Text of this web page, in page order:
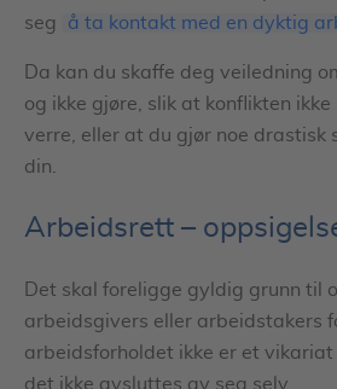
seg
å ta kontakt med en dyktig
Da kan du skaffe deg veiledning
og ikke gjøre, slik at konflikten
verre, eller at du gjør noe drastisk
din.
Arbeidsrett –
Det skal foreligge gyldig grunn til
arbeidsgivers eller arbeidstakers
arbeidsforholdet ikke er et vikariat
det ikke avsluttes av seg selv.